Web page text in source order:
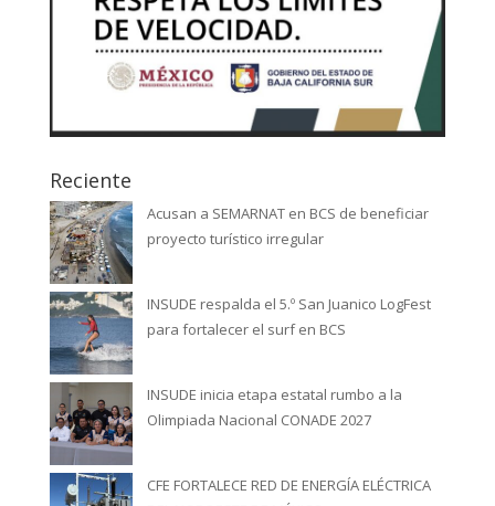
Reciente
Acusan a SEMARNAT en BCS de beneficiar
proyecto turístico irregular
INSUDE respalda el 5.º San Juanico LogFest
para fortalecer el surf en BCS
INSUDE inicia etapa estatal rumbo a la
Olimpiada Nacional CONADE 2027
CFE FORTALECE RED DE ENERGÍA ELÉCTRICA